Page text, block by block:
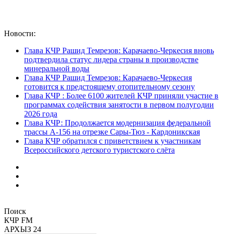
Новости:
Глава КЧР Рашид Темрезов: Карачаево-Черкесия вновь
подтвердила статус лидера страны в производстве
минеральной воды
Глава КЧР Рашид Темрезов: Карачаево-Черкесия
готовится к предстоящему отопительному сезону
Глава КЧР : Более 6100 жителей КЧР приняли участие в
программах содействия занятости в первом полугодии
2026 года
Глава КЧР: Продолжается модернизация федеральной
трассы А-156 на отрезке Сары-Тюз - Кардоникская
Глава КЧР обратился с приветствием к участникам
Всероссийского детского туристского слёта
Поиск
КЧР FM
АРХЫЗ 24